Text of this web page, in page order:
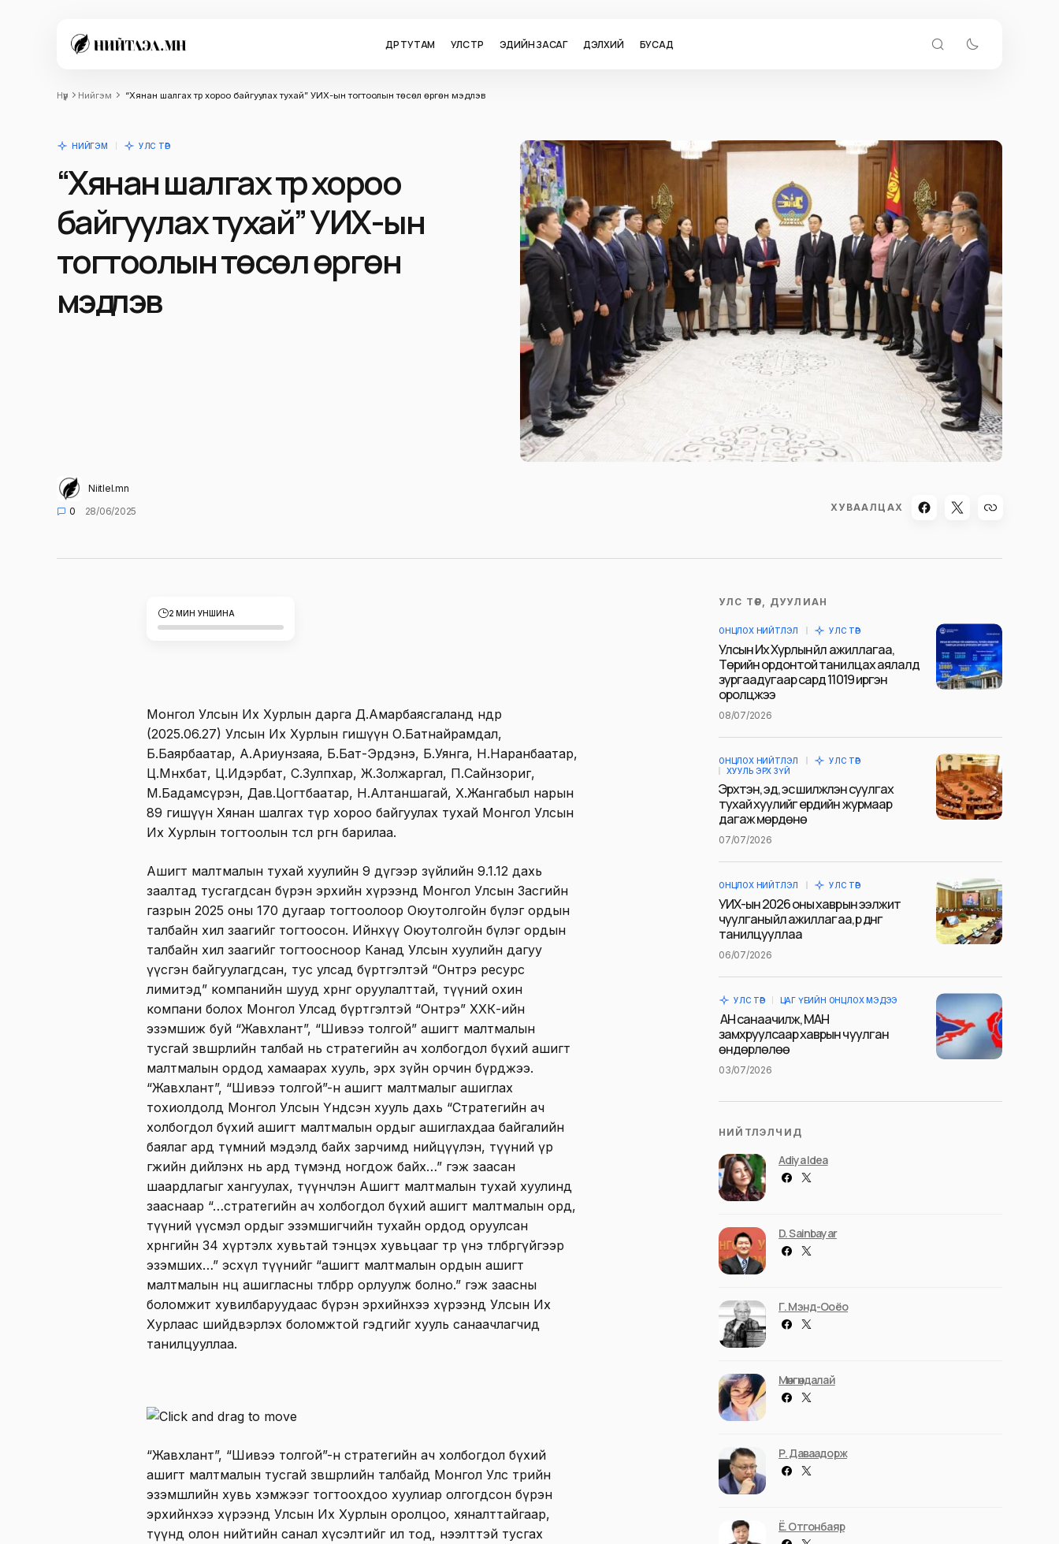
ӨДӨР ТУТАМ УЛС ТӨР ЭДИЙН ЗАСАГ ДЭЛХИЙ БУСАД
Нүүр Нийгэм “Хянан шалгах түр хороо байгуулах тухай” УИХ-ын тогтоолын төсөл өргөн мэдүүлэв
НИЙГЭМ УЛС ТӨР
“Хянан шалгах түр хороо
байгуулах тухай” УИХ-ын
тогтоолын төсөл өргөн
мэдүүлэв
Niitlel.mn
0
28/06/2025 ХУВААЛЦАХ
2 МИН УНШИНА
Монгол Улсын Их Хурлын дарга Д.Амарбаясгаланд өнөөдөр
(2025.06.27) Улсын Их Хурлын гишүүн О.Батнайрамдал,
Б.Баярбаатар, А.Ариунзаяа, Б.Бат-Эрдэнэ, Б.Уянга, Н.Наранбаатар,
Ц.Мөнхбат, Ц.Идэрбат, С.Зулпхар, Ж.Золжаргал, П.Сайнзориг,
М.Бадамсүрэн, Дав.Цогтбаатар, Н.Алтаншагай, Х.Жангабыл нарын
89 гишүүн Хянан шалгах түр хороо байгуулах тухай Монгол Улсын
Их Хурлын тогтоолын төсөл өргөн барилаа.
Ашигт малтмалын тухай хуулийн 9 дүгээр зүйлийн 9.1.12 дахь
заалтад тусгагдсан бүрэн эрхийн хүрээнд Монгол Улсын Засгийн
газрын 2025 оны 170 дугаар тогтоолоор Оюутолгойн бүлэг ордын
талбайн хил заагийг тогтоосон. Ийнхүү Оюутолгойн бүлэг ордын
талбайн хил заагийг тогтоосноор Канад Улсын хуулийн дагуу
үүсгэн байгуулагдсан, тус улсад бүртгэлтэй “Онтрэ ресурс
лимитэд” компанийн шууд хөрөнгө оруулалттай, түүний охин
компани болох Монгол Улсад бүртгэлтэй “Онтрэ” ХХК-ийн
эзэмшиж буй “Жавхлант”, “Шивээ толгой” ашигт малтмалын
тусгай зөвшөөрлийн талбай нь стратегийн ач холбогдол бүхий ашигт
малтмалын ордод хамаарах хууль, эрх зүйн орчин бүрджээ.
“Жавхлант”, “Шивээ толгой”-н ашигт малтмалыг ашиглах
тохиолдолд Монгол Улсын Үндсэн хууль дахь “Стратегийн ач
холбогдол бүхий ашигт малтмалын ордыг ашиглахдаа байгалийн
баялаг ард түмний мэдэлд байх зарчимд нийцүүлэн, түүний үр
өгөөжийн дийлэнх нь ард түмэнд ногдож байх…” гэж заасан
шаардлагыг хангуулах, түүнчлэн Ашигт малтмалын тухай хуулинд
зааснаар “…стратегийн ач холбогдол бүхий ашигт малтмалын орд,
түүний үүсмэл ордыг эзэмшигчийн тухайн ордод оруулсан
хөрөнгийн 34 хүртэлх хувьтай тэнцэх хувьцааг төр үнэ төлбөргүйгээр
эзэмших…” эсхүл түүнийг “ашигт малтмалын ордын ашигт
малтмалын нөөц ашигласны төлбөрөөр орлуулж болно.” гэж заасны
боломжит хувилбаруудаас бүрэн эрхийнхээ хүрээнд Улсын Их
Хурлаас шийдвэрлэх боломжтой гэдгийг хууль санаачлагчид
танилцууллаа.
“Жавхлант”, “Шивээ толгой”-н стратегийн ач холбогдол бүхий
ашигт малтмалын тусгай зөвшөөрлийн талбайд Монгол Улс төрийн
эзэмшлийн хувь хэмжээг тогтоохдоо хуулиар олгогдсон бүрэн
эрхийнхээ хүрээнд Улсын Их Хурлын оролцоо, хяналттайгаар,
түүнд олон нийтийн санал хүсэлтийг ил тод, нээлттэй тусгах
УЛС ТӨР, ДУУЛИАН
ОНЦЛОХ НИЙТЛЭЛ УЛС ТӨР
Улсын Их Хурлын үйл ажиллагаа,
Төрийн ордонтой танилцах аялалд
зургаадугаар сард 11019 иргэн
оролцжээ
08/07/2026
ОНЦЛОХ НИЙТЛЭЛ
УЛС ТӨР
ХУУЛЬ ЭРХ ЗҮЙ
Эрхтэн, эд, эс шилжүүлэн суулгах
тухай хуулийг ердийн журмаар
дагаж мөрдөнө
07/07/2026
ОНЦЛОХ НИЙТЛЭЛ УЛС ТӨР
УИХ-ын 2026 оны хаврын ээлжит
чуулганы үйл ажиллагаа, үр дүнг
танилцууллаа
06/07/2026
УЛС ТӨР ЦАГ ҮЕИЙН ОНЦЛОХ МЭДЭЭ
АН санаачилж, МАН
замхруулсаар хаврын чуулган
өндөрлөлөө
03/07/2026
НИЙТЛЭЛЧИД
Adiya Idea
D. Sainbayar
Г. Мэнд-Ооёо
Мөнгөндалай
Р. Даваадорж
Ё. Отгонбаяр